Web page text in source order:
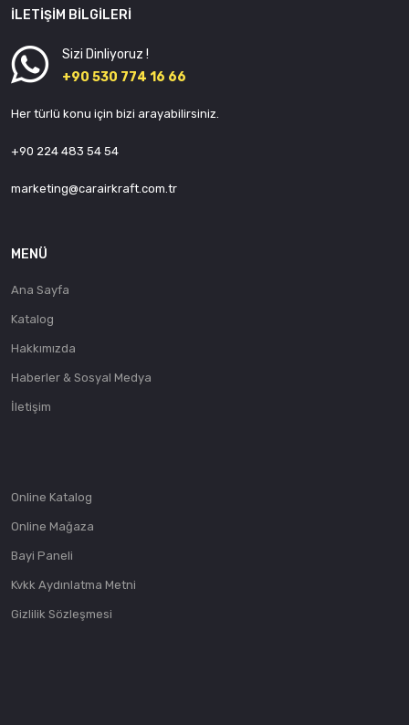
İLETIŞIM BILGILERI
Sizi Dinliyoruz !
+90 530 774 16 66
Her türlü konu için bizi arayabilirsiniz.
+90 224 483 54 54
marketing@carairkraft.com.tr
MENÜ
Ana Sayfa
Katalog
Hakkımızda
Haberler & Sosyal Medya
İletişim
Online Katalog
Online Mağaza
Bayi Paneli
Kvkk Aydınlatma Metni
Gizlilik Sözleşmesi